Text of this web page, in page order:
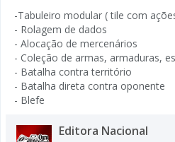
-Tabuleiro modular ( tile com
- Rolagem de dados
- Alocação de mercenários
- Coleção de armas, armaduras,
- Batalha contra território
- Batalha direta contra oponente
- Blefe
Editora Nacional